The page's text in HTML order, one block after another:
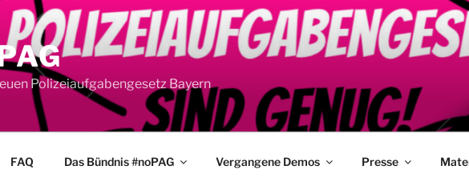
Polizeiaufgabengesetz Bayern
FAQ Das Bündnis #noPAG Vergangene Demos Presse